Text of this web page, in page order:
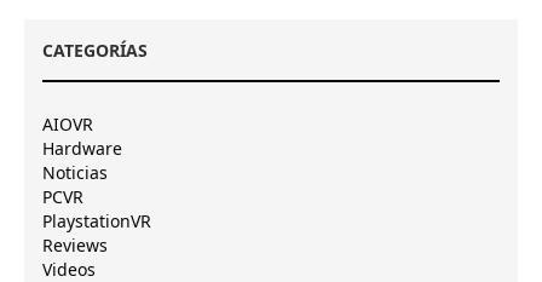
CATEGORÍAS
AIOVR
Hardware
Noticias
PCVR
PlaystationVR
Reviews
Videos